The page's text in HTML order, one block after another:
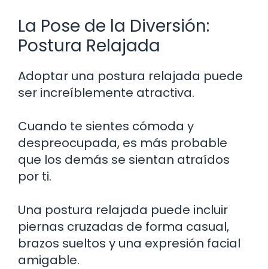
La Pose de la Diversión:
Postura Relajada
Adoptar una postura relajada puede
ser increíblemente atractiva.
Cuando te sientes cómoda y
despreocupada, es más probable
que los demás se sientan atraídos
por ti.
Una postura relajada puede incluir
piernas cruzadas de forma casual,
brazos sueltos y una expresión facial
amigable.